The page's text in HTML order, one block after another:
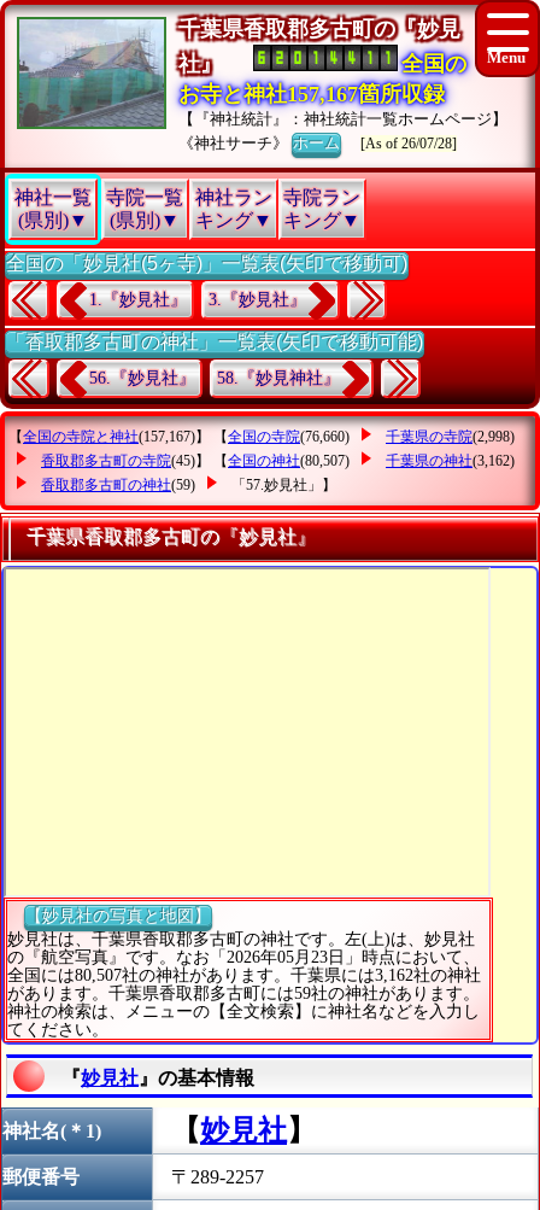
千葉県香取郡多古町の『妙見
社』
全国の
お寺と神社157,167箇所収録
【『神社統計』：神社統計一覧ホームページ】
《神社サーチ》ホーム [As of 26/07/28]
神社一覧
(県別)▼
寺院一覧
(県別)▼
神社ラン
キング▼
寺院ラン
キング▼
全国の「妙見社(5ヶ寺)」一覧表(矢印で移動可)
1.『妙見社』 3.『妙見社』
「香取郡多古町の神社」一覧表(矢印で移動可能)
56.『妙見社』 58.『妙見神社』
【全国の寺院と神社(157,167)】 【全国の寺院(76,660) 千葉県の寺院(2,998)
香取郡多古町の寺院(45)】 【全国の神社(80,507) 千葉県の神社(3,162)
香取郡多古町の神社(59) 「57.妙見社」 】
千葉県香取郡多古町の『妙見社』
【妙見社の写真と地図】
妙見社は、千葉県香取郡多古町の神社です。左(上)は、妙見社
の『航空写真』です。なお「2026年05月23日」時点において、
全国には80,507社の神社があります。千葉県には3,162社の神社
があります。千葉県香取郡多古町には59社の神社があります。
神社の検索は、メニューの【全文検索】に神社名などを入力し
てください。
『妙見社 』の基本情報
神社名(＊1) 【妙見社】
郵便番号 〒289-2257